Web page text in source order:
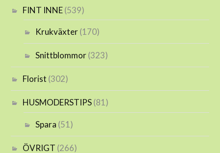
FINT INNE(539)
Krukväxter(170)
Snittblommor(323)
Florist (302)
HUSMODERSTIPS(81)
Spara (51)
ÖVRIGT (266)